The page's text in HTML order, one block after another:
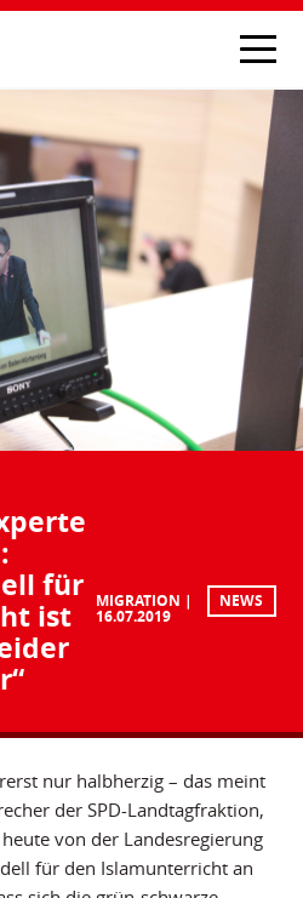
für
ist
MIGRATION
16.07.2019
NEWS
nur halbherzig – das meint
der SPD-Landtagfraktion,
von der Landesregierung
für den Islamunterricht an